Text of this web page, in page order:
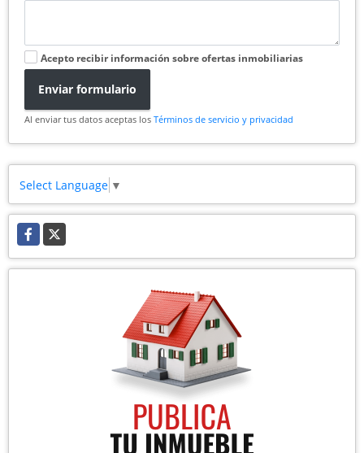
Acepto recibir información sobre ofertas inmobiliarias
Enviar formulario
Al enviar tus datos aceptas los Términos de servicio y privacidad
Select Language ▼
Facebook
X